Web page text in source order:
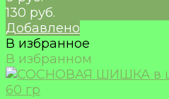
130 руб.
Добавлено
В избранное
В избранном